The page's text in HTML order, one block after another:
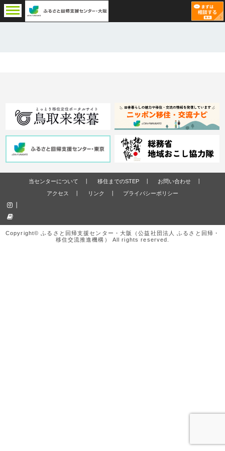
当センターについて 移住までのSTEP
お問い合わせ
アクセス
リンク プライバシーポリシー
Copyright© ふるさと回帰支援センター・大阪（公益社団法人 ふるさと回帰・
移住交流推進機構） All rights reserved.